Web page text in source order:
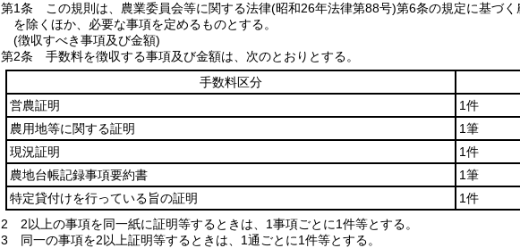
第1条
この規則は、農業委員会等に関する法律(昭和26年法律第88号)第6条の規定に基づ
を除くほか、必要な事項を定めるものとする。
(徴収すべき事項及び金額)
第2条
手数料を徴収する事項及び金額は、次のとおりとする。
手数料区分
営農証明
1件
農用地等に関する証明
1筆
現況証明
1件
農地台帳記録事項要約書
1筆
特定貸付けを行っている旨の証明
1件
2
2以上の事項を同一紙に証明等するときは、1事項ごとに1件等とする。
3
同一の事項を2以上証明等するときは、1通ごとに1件等とする。